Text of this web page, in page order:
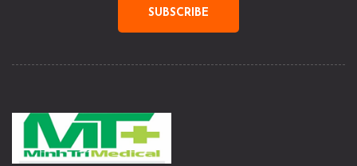
SUBSCRIBE